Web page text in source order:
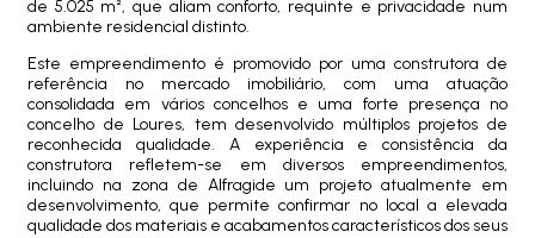
de 5.025 m², que aliam conforto, requinte e privacidade num
ambiente residencial distinto.
Este empreendimento é promovido por uma construtora de
referência no mercado imobiliário, com uma atuação
consolidada em vários concelhos e uma forte presença no
concelho de Loures, tem desenvolvido múltiplos projetos de
reconhecida qualidade. A experiência e consistência da
construtora refletem-se em diversos empreendimentos,
incluindo na zona de Alfragide um projeto atualmente em
desenvolvimento, que permite confirmar no local a elevada
qualidade dos materiais e acabamentos característicos dos seus